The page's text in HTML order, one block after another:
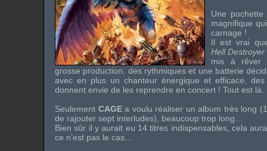
Une
magnifique
carnage !
Il est vrai
Hell Destroyer
mis à rêver
grosse production, des rythmiques et une batterie
avec en plus un chanteur énergique et efficace,
donnent envie de les reprendre en concert ! Tout est là.
Seulement CAGEa voulu réaliser un album très long
de rajouter sept interludes), beaucoup trop long…
Bien sûr il y aurait eu 14 titres indispensables, cela
ce n’est pas le cas…